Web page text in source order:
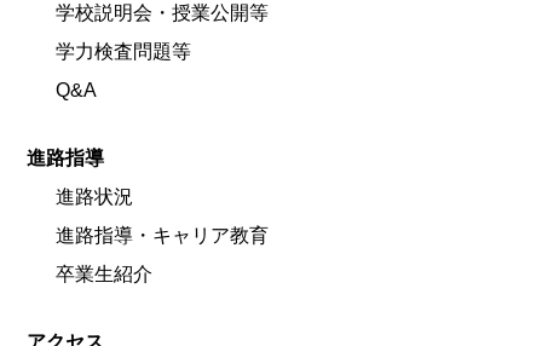
学校説明会・授業公開等
学力検査問題等
Q&A
進路指導
進路状況
進路指導・キャリア教育
卒業生紹介
アクセス